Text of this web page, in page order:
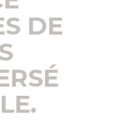
DE